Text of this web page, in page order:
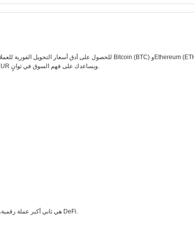
وDogecoin (DOGE) وغيرها. يسهّل المحوّل المباشر متابعة أزواج التداول مثل STETH/EUR ويساعدك على فهم السوق في ثوانٍ.
Ethereum هي ثاني أكبر عملة رقمية، وهي الأساس للتطبيقات اللامركزية والعقود الذكية ومنظومة DeFi.